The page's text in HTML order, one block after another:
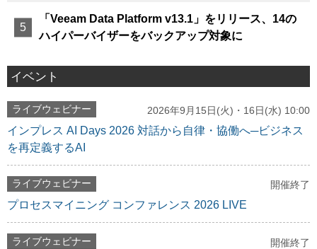
「Veeam Data Platform v13.1」をリリース、14の
ハイパーバイザーをバックアップ対象に
イベント
ライブウェビナー 2026年9月15日(火)・16日(水) 10:00
インプレス AI Days 2026 対話から自律・協働へ─ビジネス
を再定義するAI
ライブウェビナー 開催終了
プロセスマイニング コンファレンス 2026 LIVE
ライブウェビナー 開催終了